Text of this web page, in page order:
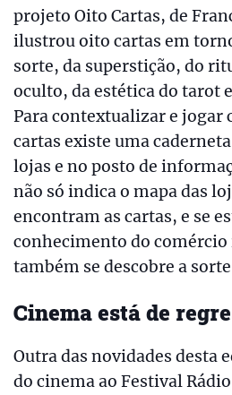
projeto Oito Cartas, de
ilustrou oito cartas em
sorte, da superstição, do
oculto, da estética do tarot
Para contextualizar e jogar
cartas existe uma
lojas e no posto de
não só indica o mapa das
encontram as cartas, e se
conhecimento do comércio
também se descobre a
Cinema está de
Outra das novidades desta
do cinema ao Festival